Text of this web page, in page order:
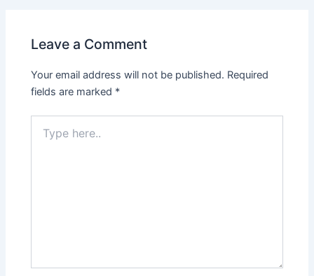
Leave a Comment
Your email address will not be published. Required
fields are marked *
here..